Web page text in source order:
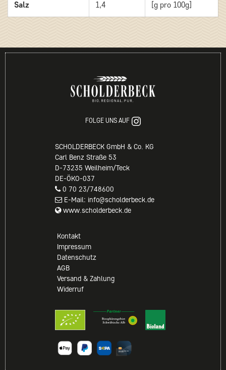
Salz 1,4 [g pro 100g]
FOLGE UNS AUF
SCHOLDERBECK GmbH & Co. KG
Carl Benz Straße 53
D-73235 Weilheim/Teck
DE-ÖKO-037
0 70 23/748600
E-Mail: info@scholderbeck.de
www.scholderbeck.de
Kontakt
Impressum
Datenschutz
AGB
Versand & Zahlung
Widerruf